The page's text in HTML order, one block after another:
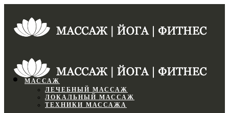
МАССАЖ
ЛЕЧЕБНЫЙ МАССАЖ
ЛОКАЛЬНЫЙ МАССАЖ
ТЕХНИКИ МАССАЖА